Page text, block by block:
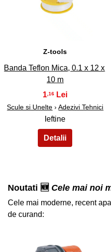
35
Z-tools
Banda Teflon Mica, 0.1 x 12 x
10 m
1 ,16
Scule si Unelte ›Adezivi Tehnici
Ieftine
Noutati 🆕 Cele mai noi
Cele mai moderne, recent
de curand: